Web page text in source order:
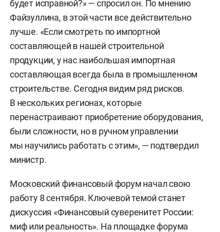
будет исправной?» — спросил он. По мнению
Файзуллина, в этой части все действительно
лучше. «Если смотреть по импортной
составляющей в нашей строительной
продукции, у нас наибольшая импортная
составляющая всегда была в промышленном
строительстве. Сегодня видим ряд рисков.
В нескольких регионах, которые
перенастраивают приобретение оборудования,
были сложности, но в ручном управлении
мы научились работать с этим», — подтвердил
министр.
Московский финансовый форум начал свою
работу 8 сентября. Ключевой темой станет
дискуссия «Финансовый суверенитет России:
миф или реальность». На площадке форума